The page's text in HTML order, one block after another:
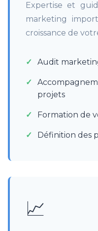
Expertise et
marketing
croissance de
Audit
projets
Formation de
Définition des
📈